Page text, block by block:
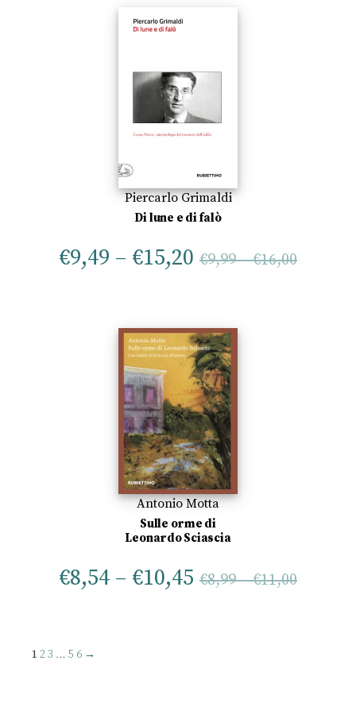
Piercarlo Grimaldi
Di lune e di falò
€9,49 – €15,20 €9,99–€16,00
Antonio Motta
Sulle orme di
Leonardo Sciascia
€8,54 – €10,45 €8,99–€11,00
1 23 … 5 6 →